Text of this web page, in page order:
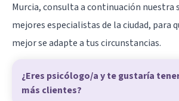
Murcia, consulta a continuación nuestra
mejores especialistas de la ciudad, para
mejor se adapte a tus circunstancias.
¿Eres psicólogo/a y te gustaría
más clientes?